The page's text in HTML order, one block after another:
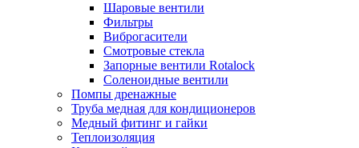
Шаровые вентили
Фильтры
Виброгасители
Смотровые стекла
Запорные вентили Rotalock
Соленоидные вентили
Помпы дренажные
Труба медная для кондиционеров
Медный фитинг и гайки
Теплоизоляция